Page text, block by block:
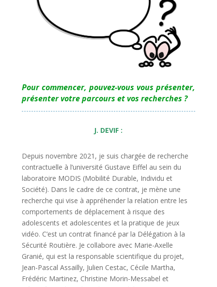
Pour commencer, pouvez-vous vous présenter,
présenter votre parcours et vos recherches ?
J. DEVIF :
Depuis novembre 2021, je suis chargée de recherche
contractuelle à l’université Gustave Eiffel au sein du
laboratoire MODIS (Mobilité Durable, Individu et
Société). Dans le cadre de ce contrat, je mène une
recherche qui vise à appréhender la relation entre les
comportements de déplacement à risque des
adolescents et adolescentes et la pratique de jeux
vidéo. C’est un contrat financé par la Délégation à la
Sécurité Routière. Je collabore avec Marie-Axelle
Granié, qui est la responsable scientifique du projet,
Jean-Pascal Assailly, Julien Cestac, Cécile Martha,
Frédéric Martinez, Christine Morin-Messabel et